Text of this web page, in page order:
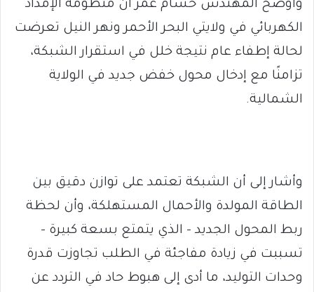
وأوضح المهندس حسام عمر أن منظومة الإمداد
الكهربائي في ولايتي البحر الأحمر ونهر النيل تعرضت
لحالة إطفاء عام نتيجة خلل في استقرار الشبكة،
تزامنًا مع إدخال محول خفض جديد في الولاية
الشمالية.
وأشار إلى أن الشبكة تعتمد على توازن دقيق بين
الطاقة المولدة والأحمال المستهلكة، وأن لحظة
ربط المحول الجديد – الذي يتمتع بسعة كبيرة –
تسببت في زيادة مفاجئة في الطلب تجاوزت قدرة
وحدات التوليد، ما أدى إلى هبوط حاد في التردد عن